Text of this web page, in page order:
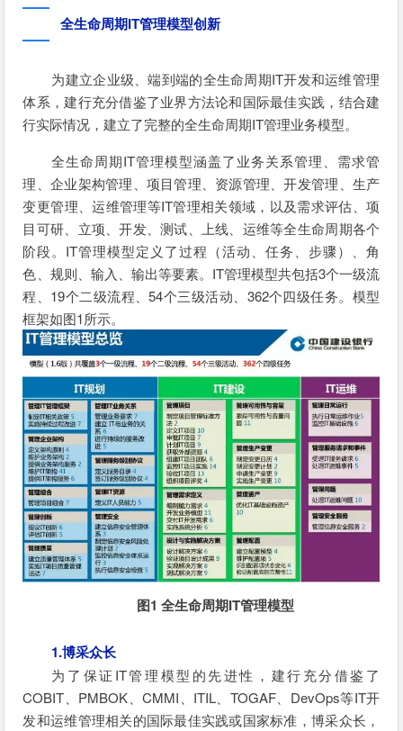
全生命周期IT管理模型创新
为建立企业级、端到端的全生命周期IT开发和运维管理
体系，建行充分借鉴了业界方法论和国际最佳实践，结合建
行实际情况，建立了完整的全生命周期IT管理业务模型。
全生命周期IT管理模型涵盖了业务关系管理、需求管
理、企业架构管理、项目管理、资源管理、开发管理、生产
变更管理、运维管理等IT管理相关领域，以及需求评估、项
目可研、立项、开发、测试、上线、运维等全生命周期各个
阶段。IT管理模型定义了过程（活动、任务、步骤）、角
色、规则、输入、输出等要素。IT管理模型共包括3个一级流
程、19个二级流程、54个三级活动、362个四级任务。模型
框架如图1所示。
图1 全生命周期IT管理模型
1.博采众长
为了保证IT管理模型的先进性，建行充分借鉴了
COBIT、PMBOK、CMMI、ITIL、TOGAF、DevOps等IT开
发和运维管理相关的国际最佳实践或国家标准，博采众长，